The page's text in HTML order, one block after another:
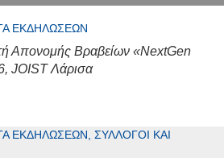
ΕΚΔΗΛΏΣΕΩΝ
Απονομής Βραβείων «NextGen
JOIST Λάρισα
ΕΚΔΗΛΏΣΕΩΝ, ΣΎΛΛΟΓΟΙ ΚΑΙ